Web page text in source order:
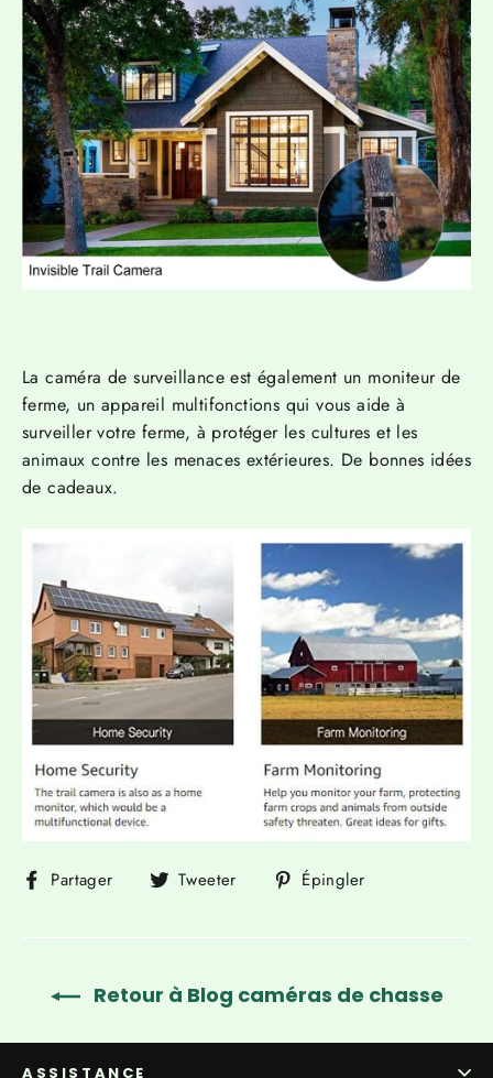
La caméra de surveillance est également un moniteur de
ferme, un appareil multifonctions qui vous aide à
surveiller votre ferme, à protéger les cultures et les
animaux contre les menaces extérieures. De bonnes idées
de cadeaux.
Partager
PartagerTweeter
TweeterÉpingler
Retour à Blog caméras de chasse
ASSISTANCE